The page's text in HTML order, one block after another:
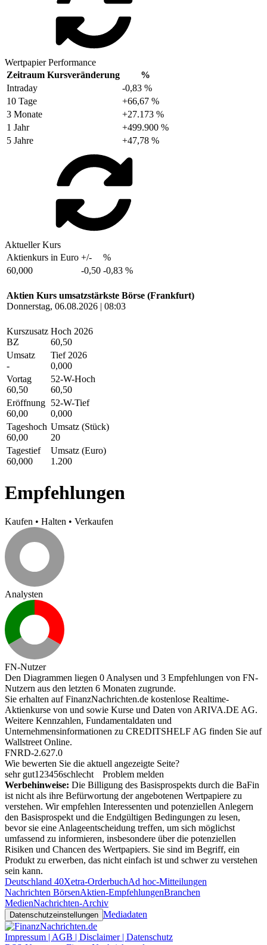
Wertpapier Performance
Zeitraum Kursveränderung
%
Intraday
-0,83 %
10 Tage
+66,67 %
3 Monate
+27.173 %
1 Jahr
+499.900 %
5 Jahre
+47,78 %
Aktueller Kurs
Aktienkurs in Euro +/-
%
60,000
-0,50 -0,83 %
Aktien Kurs umsatzstärkste Börse (Frankfurt)
Donnerstag, 06.08.2026 | 08:03
Kurszusatz
BZ
Hoch 2026
60,50
Umsatz
-
Tief 2026
0,000
Vortag
60,50
52-W-Hoch
60,50
Eröffnung
60,00
52-W-Tief
0,000
Tageshoch
60,00
Umsatz (Stück)
20
Tagestief
60,000
Umsatz (Euro)
1.200
Empfehlungen
Kaufen • Halten • Verkaufen
Analysten
FN-Nutzer
Den Diagrammen liegen 0 Analysen und 3 Empfehlungen von FN-
Nutzern aus den letzten 6 Monaten zugrunde.
Sie erhalten auf FinanzNachrichten.de kostenlose Realtime-
Aktienkurse von und sowie Kurse und Daten von ARIVA.DE AG.
Weitere Kennzahlen, Fundamentaldaten und
Unternehmensinformationen zu CREDITSHELF AG finden Sie auf
Wallstreet Online.
FNRD-2.627.0
Wie bewerten Sie die aktuell angezeigte Seite?
sehr gut1 23456schlecht
Problem melden
Werbehinweise: Die Billigung des Basisprospekts durch die BaFin
ist nicht als ihre Befürwortung der angebotenen Wertpapiere zu
verstehen. Wir empfehlen Interessenten und potenziellen Anlegern
den Basisprospekt und die Endgültigen Bedingungen zu lesen,
bevor sie eine Anlageentscheidung treffen, um sich möglichst
umfassend zu informieren, insbesondere über die potenziellen
Risiken und Chancen des Wertpapiers. Sie sind im Begriff, ein
Produkt zu erwerben, das nicht einfach ist und schwer zu verstehen
sein kann.
Deutschland 40Xetra-OrderbuchAd hoc-Mitteilungen
Nachrichten BörsenAktien-EmpfehlungenBranchen
MedienNachrichten-Archiv
Datenschutzeinstellungen Mediadaten
Impressum | AGB | Disclaimer | Datenschutz